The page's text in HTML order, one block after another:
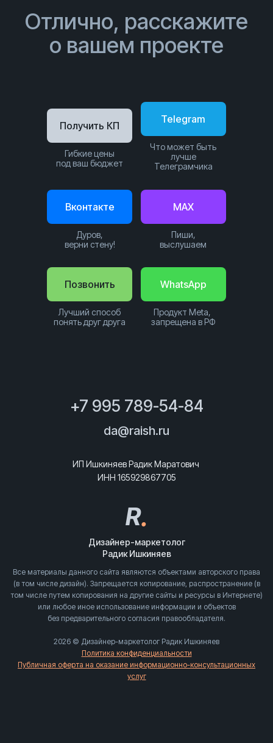
Отлично, расскажите
о вашем проекте
Позвонить
Лучший способ
понять друг друга
WhatsApp
Продукт Meta,
запрещена в РФ
Telegram
Что может быть
лучше
Телеграмчика
Вконтакте
Дуров,
верни стену!
Получить КП
Гибкие цены
под ваш бюджет
MAX
Пиши,
выслушаем
+7 995 789-54-84
da@raish.ru
ИП Ишкиняев Радик Маратович
ИНН 165929867705
R.
Дизайнер-маркетолог
Радик Ишкиняев
Все материалы данного сайта являются объектами авторского права
(в том числе дизайн). Запрещается копирование, распространение (в
том числе путем копирования на другие сайты и ресурсы в Интернете)
или любое иное использование информации и объектов
без предварительного согласия правообладателя.
2026 © Дизайнер-маркетолог Радик Ишкиняев
Политика конфиденциальности
Публичная оферта на оказание информационно-консультационных
услуг